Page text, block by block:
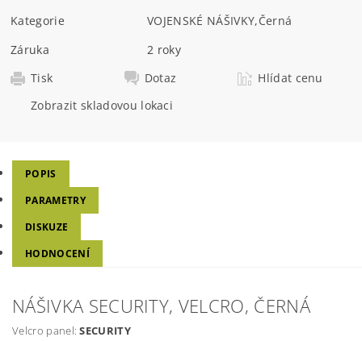
Kategorie
VOJENSKÉ NÁŠIVKY,Černá
Záruka
2 roky
Tisk
Dotaz
Hlídat cenu
Zobrazit skladovou lokaci
POPIS
PARAMETRY
DISKUZE
HODNOCENÍ
NÁŠIVKA SECURITY, VELCRO, ČERNÁ
Velcro panel:SECURITY